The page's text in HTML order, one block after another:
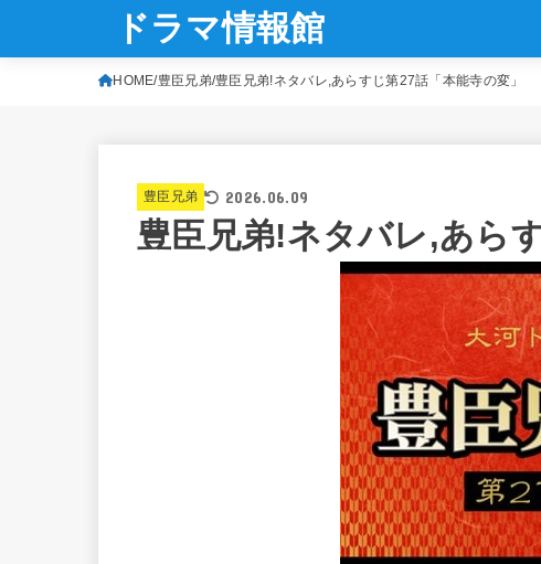
ドラマ情報館
HOME 豊臣兄弟 豊臣兄弟!ネタバレ,あらすじ第27話「本能寺の変」
豊臣兄弟 2026.06.09
豊臣兄弟!ネタバレ,あら